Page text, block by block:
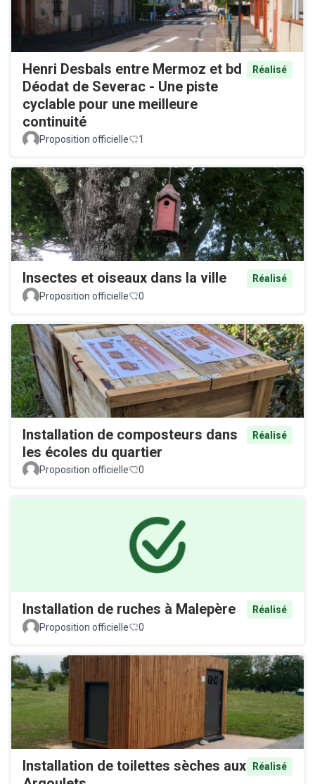
Henri Desbals entre Mermoz et bd
Déodat de Severac - Une piste
cyclable pour une meilleure
continuité
Réalisé
Proposition officielle 1
Insectes et oiseaux dans la ville
Réalisé
Proposition officielle
0
Installation de composteurs dans
les écoles du quartier
Réalisé
Proposition officielle 0
Installation de ruches à Malepère
Réalisé
Proposition officielle
0
Installation de toilettes sèches aux
Réalisé